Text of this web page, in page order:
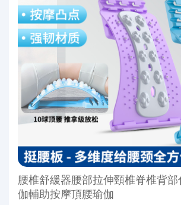
腰椎舒緩器腰部拉伸頸椎脊椎背
伽輔助按摩頂腰瑜伽